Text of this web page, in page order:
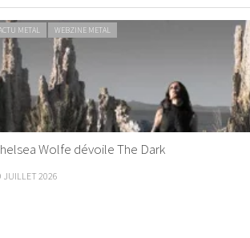
METAL WEBZINE METAL
Wolfe dévoile The Dark
JUILLET 2026